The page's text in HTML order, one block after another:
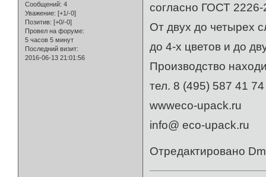
Сообщений: 4
Уважение: [+1/-0]
Позитив: [+0/-0]
Провел на форуме:
5 часов 5 минут
Последний визит:
2016-06-13 21:01:56
согласно ГОСТ 2226-
От двух до четырех
до 4-х цветов и до
Производство
тел. 8 (495) 587 41 74
wwweco-upack.ru
info@ eco-upack.ru
Отредактировано